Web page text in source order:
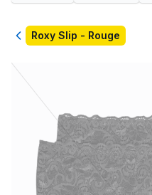
RetourRoxy Slip - Rouge